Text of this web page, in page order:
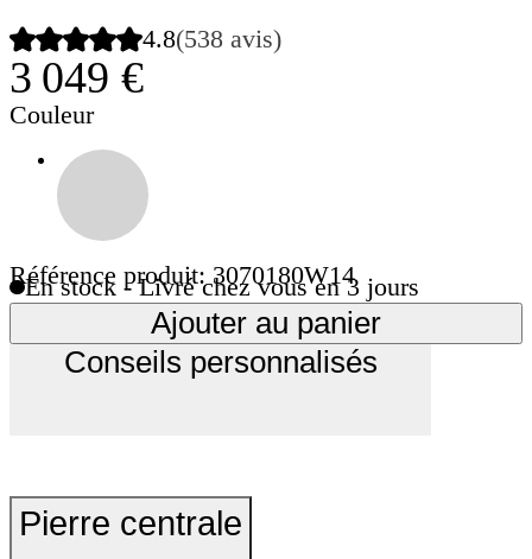
4.8(538 avis)
3 049 €
Couleur
Référence produit: 3070180W14
En stock - Livré chez vous en 3 jours
Ajouter au panier
Conseils personnalisés
Pierre centrale